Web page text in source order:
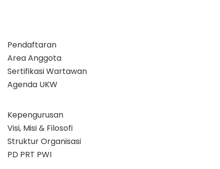
Pendaftaran
Area Anggota
Sertifikasi Wartawan
Agenda UKW
Kepengurusan
Visi, Misi & Filosofi
Struktur Organisasi
PD PRT PWI